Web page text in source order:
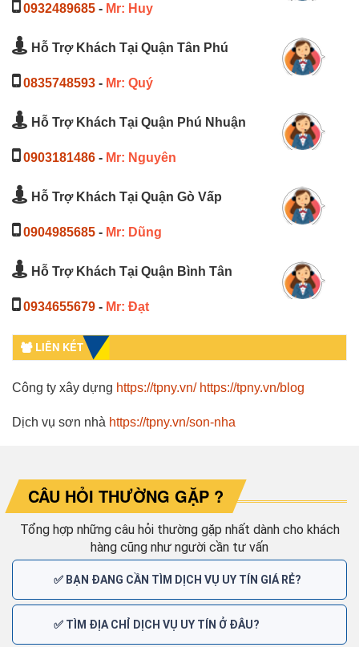
0932489685 - Mr: Huy
Hỗ Trợ Khách Tại Quận Tân Phú
0835748593 - Mr: Quý
Hỗ Trợ Khách Tại Quận Phú Nhuận
0903181486 - Mr: Nguyên
Hỗ Trợ Khách Tại Quận Gò Vấp
0904985685 - Mr: Dũng
Hỗ Trợ Khách Tại Quận Bình Tân
0934655679 - Mr: Đạt
LIÊN KẾT
Công ty xây dựng https://tpny.vn/ https://tpny.vn/blog
Dịch vụ sơn nhà https://tpny.vn/son-nha
CÂU HỎI THƯỜNG GẶP ?
Tổng hợp những câu hỏi thường gặp nhất dành cho khách
hàng cũng như người cần tư vấn
✅ BẠN ĐANG CẦN TÌM DỊCH VỤ UY TÍN GIÁ RẺ?
✅ TÌM ĐỊA CHỈ DỊCH VỤ UY TÍN Ở ĐÂU?